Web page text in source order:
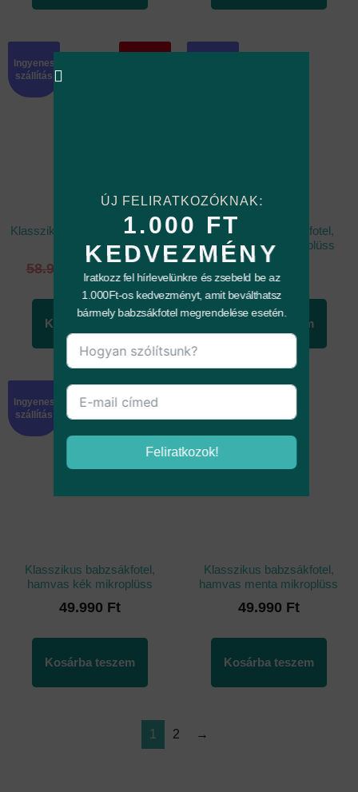
Ingyenes
szállítás
Klasszikus babzsákfotel, sötét
barna velúr
58.990
Kosárba teszem
Klasszikus babzsákfotel,
hamvas bézs mikroplüss
Kosárba teszem
Ingyenes
szállítás
Klasszikus babzsákfotel,
hamvas kék mikroplüss
49.990 Ft
Kosárba teszem
Klasszikus babzsákfotel,
hamvas menta mikroplüss
49.990 Ft
Kosárba teszem
1 2 →
ÚJ FELIRATKOZÓKNAK:
1.000 FT
KEDVEZMÉNY
Iratkozz fel hírlevelünkre és zsebeld be az
1.000Ft-os kedvezményt, amit beválthatsz
bármely babzsákfotel megrendelése esetén.
Feliratkozok!